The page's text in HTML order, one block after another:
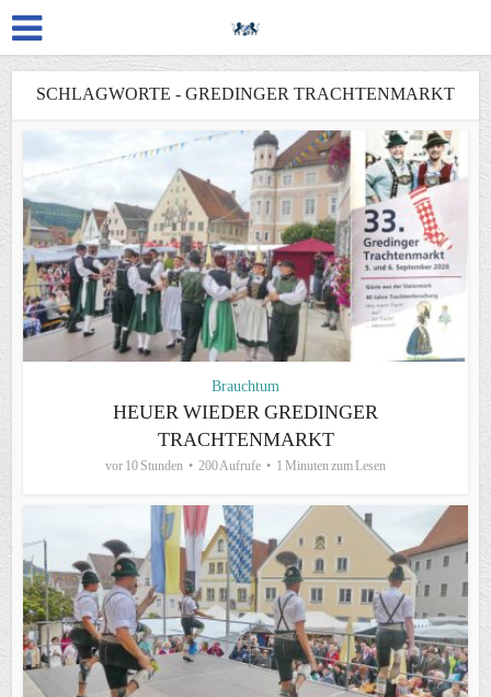
SCHLAGWORTE - GREDINGER TRACHTENMARKT
Brauchtum
HEUER WIEDER GREDINGER
TRACHTENMARKT
vor 10 Stunden 200 Aufrufe 1 Minuten zum Lesen